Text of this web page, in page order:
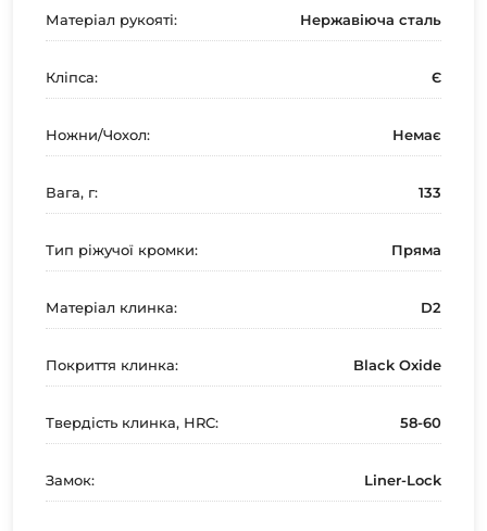
Матеріал рукояті: Нержавіюча сталь
Кліпса: Є
Ножни/Чохол: Немає
Вага, г: 133
Тип ріжучої кромки: Пряма
Матеріал клинка: D2
Покриття клинка: Black Oxide
Твердість клинка, HRC: 58-60
Замок: Liner-Lock